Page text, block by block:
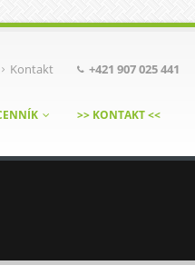
Kontakt +421 907 025 441
>> KONTAKT <<